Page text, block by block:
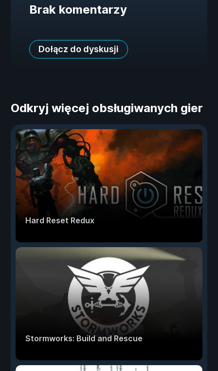
Brak komentarzy
Dołącz do dyskusji
Odkryj więcej obsługiwanych gier
Hard Reset Redux
Stormworks: Build and Rescue